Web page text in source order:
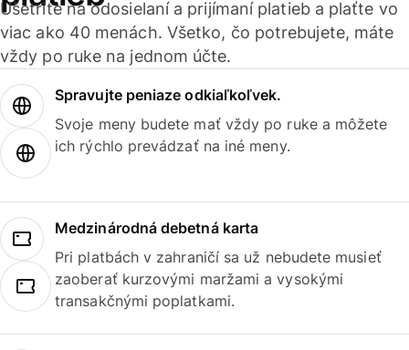
Ušetrite na odosielaní a prijímaní platieb a plaťte vo
viac ako 40 menách. Všetko, čo potrebujete, máte
vždy po ruke na jednom účte.
Spravujte peniaze odkiaľkoľvek.
Svoje meny budete mať vždy po ruke a môžete
ich rýchlo prevádzať na iné meny.
Medzinárodná debetná karta
Pri platbách v zahraničí sa už nebudete musieť
zaoberať kurzovými maržami a vysokými
transakčnými poplatkami.